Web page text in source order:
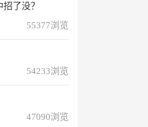
了没？
55377浏览
54233浏览
47090浏览